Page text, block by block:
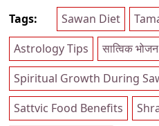
Tags: Sawan Diet
Astrology Tips
सात्विक भोजन
Spiritual Growth During
Sattvic Food Benefits